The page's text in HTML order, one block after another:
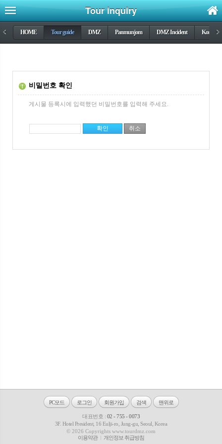
Tour inquiry
< HOME Tour guide DMZ Panmunjom DMZ Incident Korea>
비밀번호 확인
게시물 등록시에 입력했던 비밀번호를 입력해 주세요.
PC모드 로그인 회원가입 검색 맨위로
대표번호 : 02 - 755 - 0073
3F. Hotel President, 16 Eulji-ro, Jung-gu, Seoul, Korea
© 2026 Copyrights www.tourdmz.com
이용약관
개인정보 취급방침